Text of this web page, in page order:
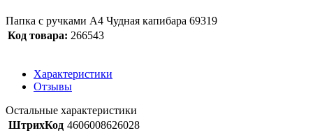
Папка с ручками А4 Чудная капибара 69319
Код товара: 266543
Характеристики
Отзывы
Остальные характеристики
ШтрихКод 4606008626028